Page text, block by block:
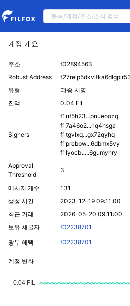
계정 개요
주소
f02894563
Robust Address
유형
다중 서명
잔액
0.04 FIL
Signers
f1uf5h23...pnueoozq
f17a46o2...riq4hsga
f1tgvlxq...gx72qyhq
f1prebpw...6dbmx5vy
f1lyocbu...6gumyhry
Approval
Threshold
3
메시지 개수
131
생성 시간
2023-12-19 09:11:00
최근 거래
2026-05-20 09:11:00
보유 채굴자
f02238701
광부 혜택
f02238701
계정 변화